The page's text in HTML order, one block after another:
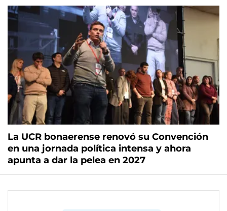
La UCR bonaerense renovó su Convención
en una jornada política intensa y ahora
apunta a dar la pelea en 2027